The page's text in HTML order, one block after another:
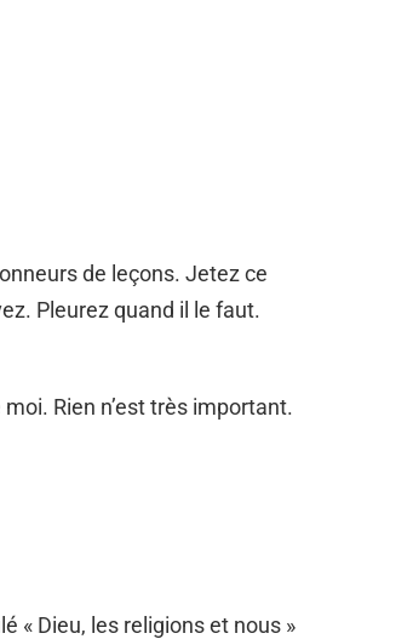
de leçons. Jetez ce
Pleurez quand il le faut.
Rien n’est très important.
« Dieu, les religions et nous »